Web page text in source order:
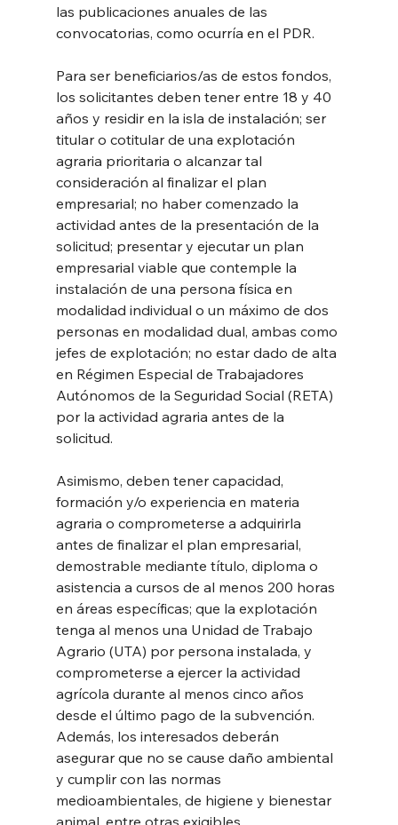
las publicaciones anuales de las
convocatorias, como ocurría en el PDR.
Para ser beneficiarios/as de estos fondos,
los solicitantes deben tener entre 18 y 40
años y residir en la isla de instalación; ser
titular o cotitular de una explotación
agraria prioritaria o alcanzar tal
consideración al finalizar el plan
empresarial; no haber comenzado la
actividad antes de la presentación de la
solicitud; presentar y ejecutar un plan
empresarial viable que contemple la
instalación de una persona física en
modalidad individual o un máximo de dos
personas en modalidad dual, ambas como
jefes de explotación; no estar dado de alta
en Régimen Especial de Trabajadores
Autónomos de la Seguridad Social (RETA)
por la actividad agraria antes de la
solicitud.
Asimismo, deben tener capacidad,
formación y/o experiencia en materia
agraria o comprometerse a adquirirla
antes de finalizar el plan empresarial,
demostrable mediante título, diploma o
asistencia a cursos de al menos 200 horas
en áreas específicas; que la explotación
tenga al menos una Unidad de Trabajo
Agrario (UTA) por persona instalada, y
comprometerse a ejercer la actividad
agrícola durante al menos cinco años
desde el último pago de la subvención.
Además, los interesados deberán
asegurar que no se cause daño ambiental
y cumplir con las normas
medioambientales, de higiene y bienestar
animal, entre otras exigibles.